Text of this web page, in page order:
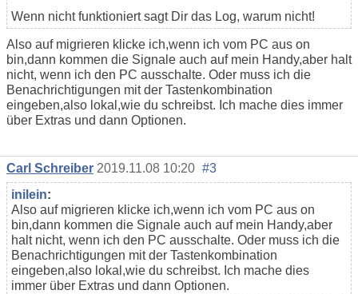
Wenn nicht funktioniert sagt Dir das Log, warum nicht!
Also auf migrieren klicke ich,wenn ich vom PC aus on
bin,dann kommen die Signale auch auf mein Handy,aber halt
nicht, wenn ich den PC ausschalte. Oder muss ich die
Benachrichtigungen mit der Tastenkombination
eingeben,also lokal,wie du schreibst. Ich mache dies immer
über Extras und dann Optionen.
Carl Schreiber 2019.11.08 10:20 #3
inilein:
Also auf migrieren klicke ich,wenn ich vom PC aus on
bin,dann kommen die Signale auch auf mein Handy,aber
halt nicht, wenn ich den PC ausschalte. Oder muss ich die
Benachrichtigungen mit der Tastenkombination
eingeben,also lokal,wie du schreibst. Ich mache dies
immer über Extras und dann Optionen.